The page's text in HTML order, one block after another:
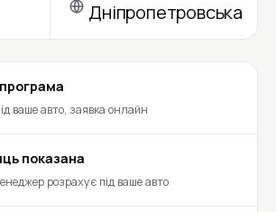
Дніпропетровська
ваше авто, заявка онлайн
показана
розрахує під ваше авто